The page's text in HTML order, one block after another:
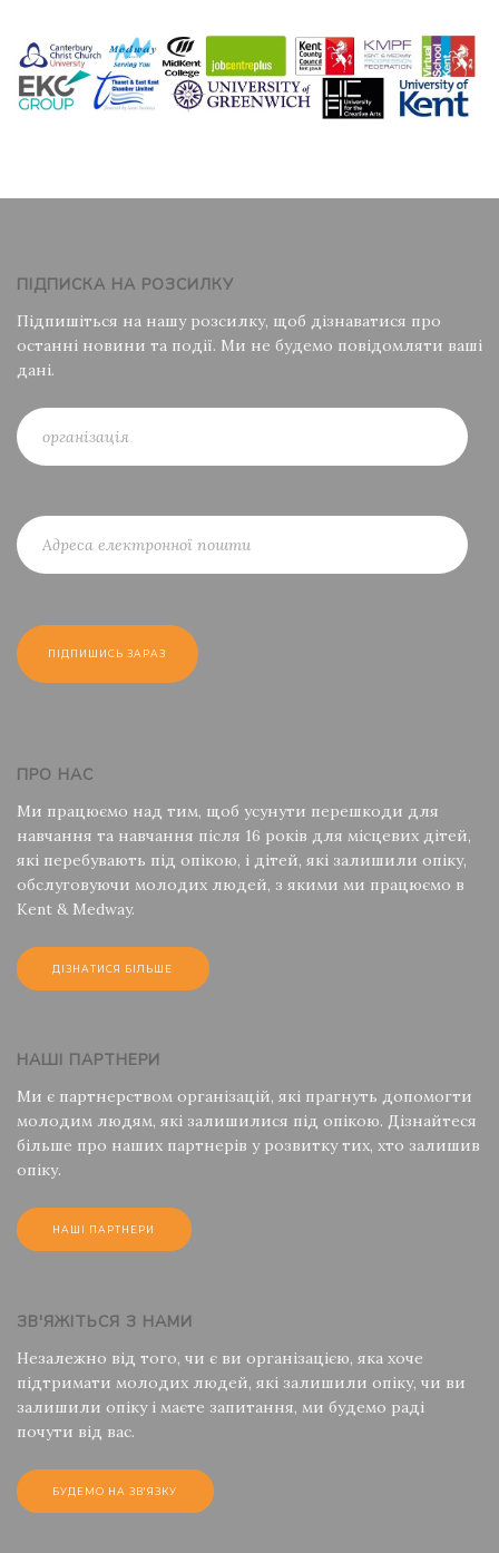
ПІДПИСКА НА РОЗСИЛКУ
Підпишіться на нашу розсилку, щоб дізнаватися про
останні новини та події. Ми не будемо повідомляти ваші
дані.
ПРО НАС
Ми працюємо над тим, щоб усунути перешкоди для
навчання та навчання після 16 років для місцевих дітей,
які перебувають під опікою, і дітей, які залишили опіку,
обслуговуючи молодих людей, з якими ми працюємо в
Kent & Medway.
ДІЗНАТИСЯ БІЛЬШЕ
НАШІ ПАРТНЕРИ
Ми є партнерством організацій, які прагнуть допомогти
молодим людям, які залишилися під опікою. Дізнайтеся
більше про наших партнерів у розвитку тих, хто залишив
опіку.
НАШІ ПАРТНЕРИ
ЗВ'ЯЖІТЬСЯ З НАМИ
Незалежно від того, чи є ви організацією, яка хоче
підтримати молодих людей, які залишили опіку, чи ви
залишили опіку і маєте запитання, ми будемо раді
почути від вас.
БУДЕМО НА ЗВ'ЯЗКУ